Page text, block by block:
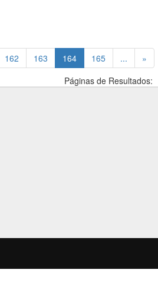
162 163 164(current)
165 ...
»
Páginas de Resultados: